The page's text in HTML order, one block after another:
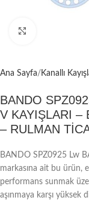
Ana Sayfa Kanallı
BANDO
V KAYIŞLARI –
– RULMAN
BANDO SPZ0925 Lw
markasına ait bu ürün,
performans sunmak
aşınmaya karşı yüksek